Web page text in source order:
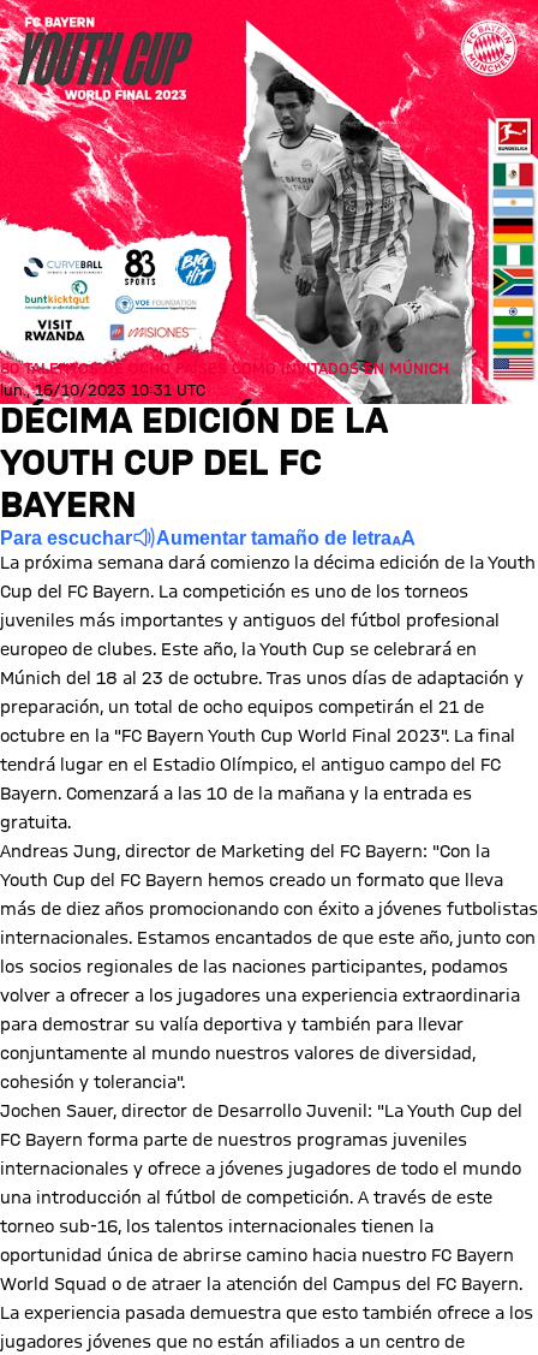
80 TALENTOS DE OCHO PAÍSES COMO INVITADOS EN MÚNICH
lun., 16/10/2023 10:31 UTC
DÉCIMA EDICIÓN DE LA
YOUTH CUP DEL FC
BAYERN
Para escuchar Aumentar tamaño de letra
La próxima semana dará comienzo la décima edición de la Youth
Cup del FC Bayern. La competición es uno de los torneos
juveniles más importantes y antiguos del fútbol profesional
europeo de clubes. Este año, la Youth Cup se celebrará en
Múnich del 18 al 23 de octubre. Tras unos días de adaptación y
preparación, un total de ocho equipos competirán el 21 de
octubre en la "FC Bayern Youth Cup World Final 2023". La final
tendrá lugar en el Estadio Olímpico, el antiguo campo del FC
Bayern. Comenzará a las 10 de la mañana y la entrada es
gratuita.
Andreas Jung, director de Marketing del FC Bayern: "Con la
Youth Cup del FC Bayern hemos creado un formato que lleva
más de diez años promocionando con éxito a jóvenes futbolistas
internacionales. Estamos encantados de que este año, junto con
los socios regionales de las naciones participantes, podamos
volver a ofrecer a los jugadores una experiencia extraordinaria
para demostrar su valía deportiva y también para llevar
conjuntamente al mundo nuestros valores de diversidad,
cohesión y tolerancia".
Jochen Sauer, director de Desarrollo Juvenil: "La Youth Cup del
FC Bayern forma parte de nuestros programas juveniles
internacionales y ofrece a jóvenes jugadores de todo el mundo
una introducción al fútbol de competición. A través de este
torneo sub-16, los talentos internacionales tienen la
oportunidad única de abrirse camino hacia nuestro FC Bayern
World Squad o de atraer la atención del Campus del FC Bayern.
La experiencia pasada demuestra que esto también ofrece a los
jugadores jóvenes que no están afiliados a un centro de